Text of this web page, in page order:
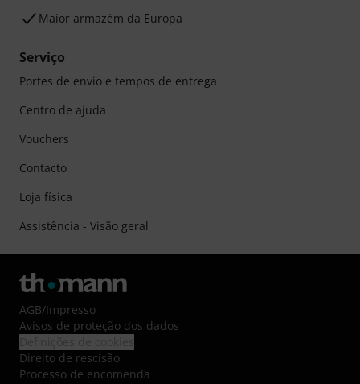
Maior armazém da Europa
Serviço
Portes de envio e tempos de entrega
Centro de ajuda
Vouchers
Contacto
Loja física
Assistência - Visão geral
AGB/Impresso
Avisos de proteção dos dados
Direito de rescisão
Processo de encomenda